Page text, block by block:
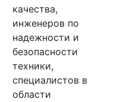
качества,
инженеров по
надежности и
безопасности
техники,
специалистов в
области